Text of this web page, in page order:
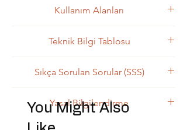
Kullanım Alanları
Lüks Banyo Duvar ve Zeminleri: Islak
spa atmosferi yaratmak için idealdir.
Rezidans lobilerinde ve salonlarda
kesintisiz, akışkan bir gri estetiği
Teknik Bilgi Tablosu
Teknik
Değer / Açıklama
Ürün
İsmi
Bardiglio Nuvolato
Sıkça Sorulan Sorular (SSS)
1. Bardiglio Nuvolato ile standart
Bardiglio arasındaki fark nedir?
Yasal Bilgilendirme
Doğal Taşın Doğası: Mermer, traverten
You Might Also